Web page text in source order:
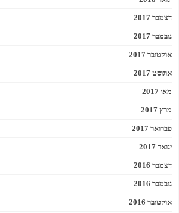
דצמבר 2017
נובמבר 2017
אוקטובר 2017
אוגוסט 2017
מאי 2017
מרץ 2017
פברואר 2017
ינואר 2017
דצמבר 2016
נובמבר 2016
אוקטובר 2016